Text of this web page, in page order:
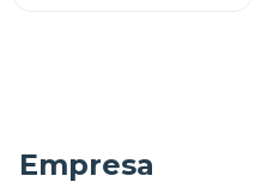
Empresa